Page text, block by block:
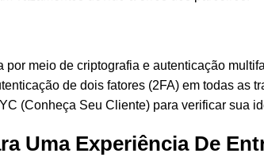
meio de criptografia e autenticação
de dois fatores (2FA) em todas as
(Conheça Seu Cliente) para verificar sua
Uma Experiência De